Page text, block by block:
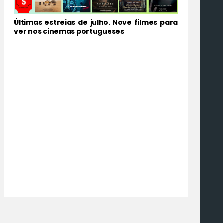
Últimas estreias de julho. Nove filmes para
ver nos cinemas portugueses